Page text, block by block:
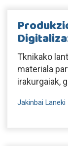
Tknikako
materiala
irakurgaiak,
Jakinbai Laneki